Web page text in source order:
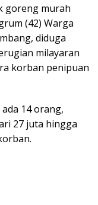
goreng murah
(42) Warga
diduga
milayaran
korban penipuan
14 orang,
27 juta hingga